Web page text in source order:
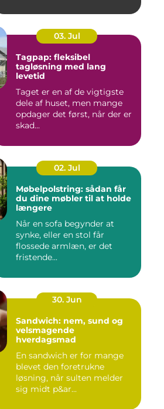
03. Jul
Tagpap: fleksibel
tagløsning med lang
levetid
Taget er en af de vigtigste
dele af huset, men mange
opdager det først, når der er
skad...
02. Jul
Møbelpolstring: sådan får
du dine møbler til at holde
længere
Når en sofa begynder at
synke, eller en stol får
flossede armlæn, er det
fristende...
30. Jun
Sandwich: nem, sund og
velsmagende
hverdagsmad
En sandwich er for mange
blevet den foretrukne
løsning, når sulten melder
sig midt p&ar...